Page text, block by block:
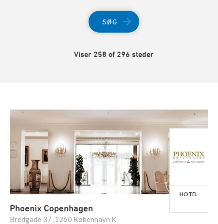
SØG
Viser 258 of 296 steder
Phoenix Copenhagen
Bredgade 37 ,1260 København K
HOTEL